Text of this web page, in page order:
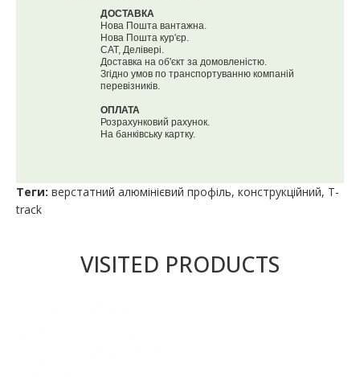
ДОСТАВКА
Нова Пошта вантажна.
Нова Пошта кур'єр.
САТ, Делівері.
Доставка на об'єкт за домовленістю.
Згідно умов по транспортуванню компаній
перевізників.
ОПЛАТА
Розрахунковий рахунок.
На банківську картку.
Теги: верстатний алюмінієвий профіль, конструкційний, T-
track
VISITED PRODUCTS